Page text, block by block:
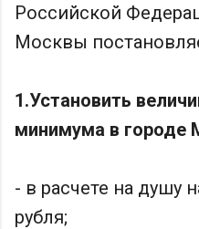
Российской
Москвы
1.Установить
минимума в городе
- в расчете на душу
рубля;